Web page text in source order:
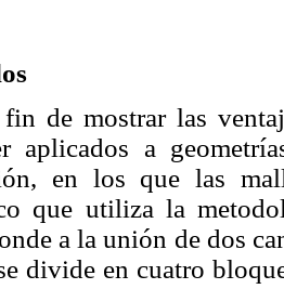
de mostrar las
aplicados a
en los que las
que utiliza la
a la unión de dos
divide en cuatro